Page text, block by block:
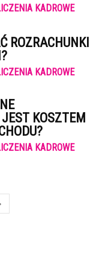
KADROWE
ROZRACHUNKI
KADROWE
KOSZTEM
KADROWE